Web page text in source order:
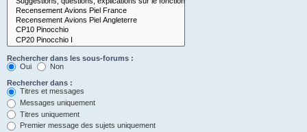
Rechercher dans les sous-forums :
Oui
Non
Rechercher dans :
Titres et messages
Messages uniquement
Titres uniquement
Premier message des sujets uniquement